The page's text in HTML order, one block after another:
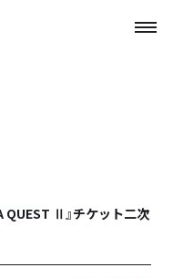
QUEST Ⅱ』チケット二次